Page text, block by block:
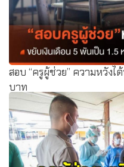
สอบ “ครูผู้ช่วย” ความหวังไ
บาท